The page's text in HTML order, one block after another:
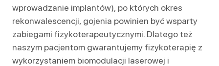
wprowadzanie implantów), po których okres
rekonwalescencji, gojenia powinien być wsparty
zabiegami fizykoterapeutycznymi. Dlatego też
naszym pacjentom gwarantujemy fizykoterapię z
wykorzystaniem biomodulacji laserowej i